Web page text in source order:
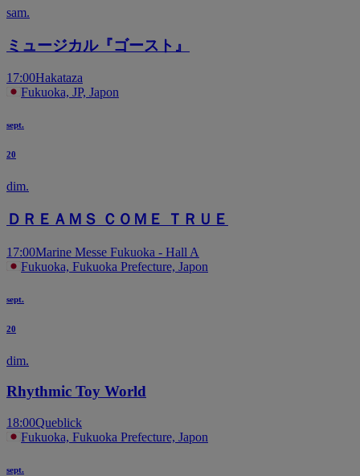
sam.
ミュージカル『ゴースト』
17:00Hakataza
Fukuoka, JP, Japon
sept.
20
dim.
ＤＲＥＡＭＳ ＣＯＭＥ ＴＲＵＥ
17:00Marine Messe Fukuoka - Hall A
Fukuoka, Fukuoka Prefecture, Japon
sept.
20
dim.
Rhythmic Toy World
18:00Queblick
Fukuoka, Fukuoka Prefecture, Japon
sept.